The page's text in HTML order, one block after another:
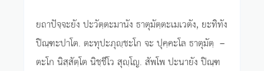
ยถาปัจฺจะยัง ปะวัตฺตะมานัง ธาตุมัตฺตะเมเวตัง, ยะทิทัง
ปิณฺฑะปาโต. ตะทุปะภุญฺชะโก จะ ปุคฺคะโล ธาตุมัตฺ –
ตะโก นิสฺสัตฺโต นิชฺชีโว สุญฺโญ. สัพโพ ปะนายัง ปิณฺฑ